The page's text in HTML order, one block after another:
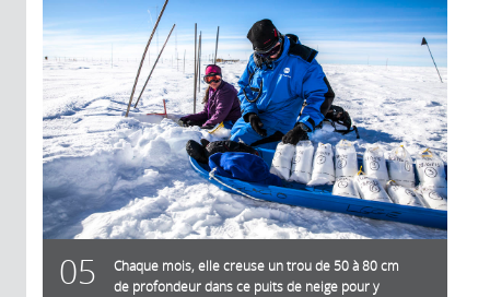
05
Chaque mois, elle creuse un trou de 50 à 80 cm
de profondeur dans ce puits de neige pour y